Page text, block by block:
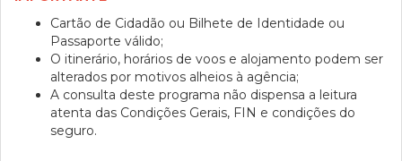
Cartão de Cidadão ou Bilhete de Identidade ou
Passaporte válido;
O itinerário, horários de voos e alojamento podem ser
alterados por motivos alheios à agência;
A consulta deste programa não dispensa a leitura
atenta das Condições Gerais, FIN e condições do
seguro.